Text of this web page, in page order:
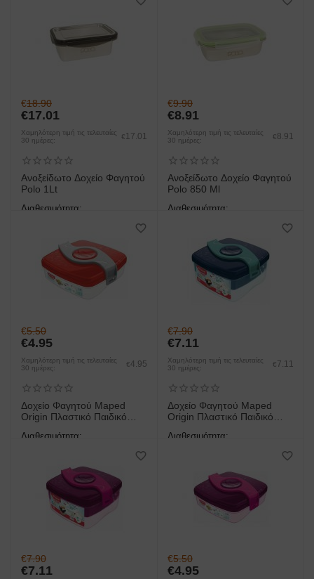
€18.90
€17.01
Χαμηλότερη τιμή τις τελευταίες
30 ημέρες:
€ 17.01
Ανοξείδωτο Δοχείο Φαγητού
Polo 1Lt
Διαθεσιμότητα:
€9.90
€8.91
Χαμηλότερη τιμή τις τελευταίες
30 ημέρες:
€ 8.91
Ανοξείδωτο Δοχείο Φαγητού
Polo 850 Ml
Διαθεσιμότητα:
€5.50
€4.95
Χαμηλότερη τιμή τις τελευταίες
30 ημέρες:
€ 4.95
Δοχείο Φαγητoύ Maped
Origin Πλαστικό Παιδικό
Διαθεσιμότητα:
€7.90
€7.11
Χαμηλότερη τιμή τις τελευταίες
30 ημέρες:
€ 7.11
Δοχείο Φαγητoύ Maped
Origin Πλαστικό Παιδικό
Διαθεσιμότητα:
€7.90
€7.11
€5.50
€4.95